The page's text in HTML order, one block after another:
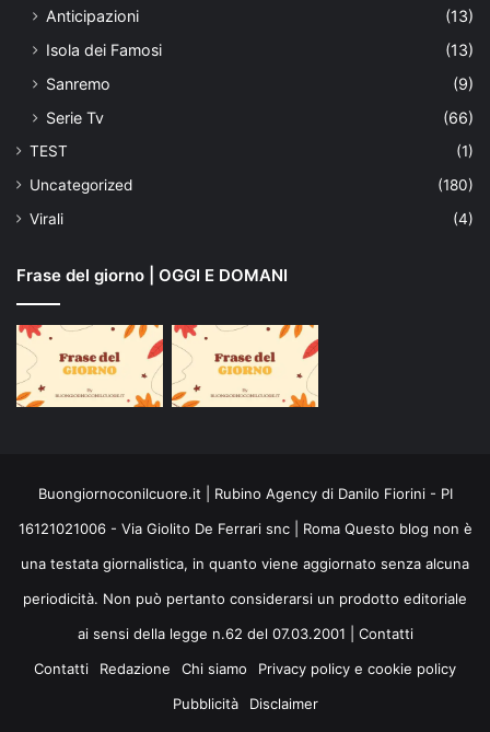
Anticipazioni
(13)
Isola dei Famosi
(13)
Sanremo
(9)
Serie Tv
(66)
TEST
(1)
Uncategorized
(180)
Virali
(4)
Frase del giorno | OGGI E DOMANI
Buongiornoconilcuore.it | Rubino Agency di Danilo Fiorini - PI
16121021006 - Via Giolito De Ferrari snc | Roma Questo blog non è
una testata giornalistica, in quanto viene aggiornato senza alcuna
periodicità. Non può pertanto considerarsi un prodotto editoriale
ai sensi della legge n.62 del 07.03.2001 | Contatti
Contatti
Redazione Chi siamo
Privacy policy e cookie policy
Pubblicità
Disclaimer